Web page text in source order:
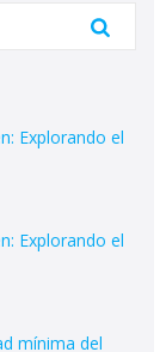
Explorando el
Explorando el
mínima del